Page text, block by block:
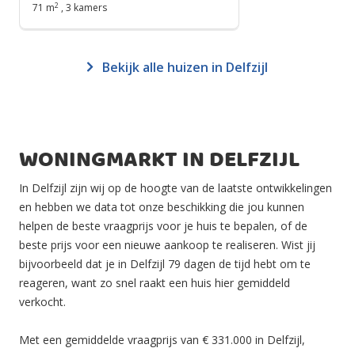
71 m2 , 3 kamers
Bekijk alle huizen in Delfzijl
WONINGMARKT IN DELFZIJL
In Delfzijl zijn wij op de hoogte van de laatste ontwikkelingen
en hebben we data tot onze beschikking die jou kunnen
helpen de beste vraagprijs voor je huis te bepalen, of de
beste prijs voor een nieuwe aankoop te realiseren. Wist jij
bijvoorbeeld dat je in Delfzijl 79 dagen de tijd hebt om te
reageren, want zo snel raakt een huis hier gemiddeld
verkocht.
Met een gemiddelde vraagprijs van € 331.000 in Delfzijl,